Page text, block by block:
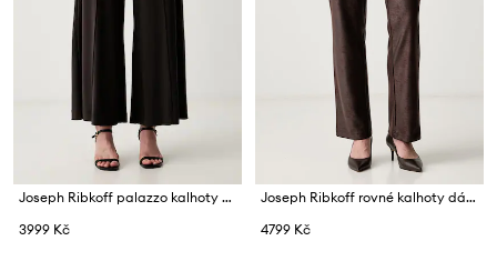
Joseph Ribkoff palazzo kalhoty dámské
3999 Kč
Joseph Ribkoff rovné kalhoty dámské
4799 Kč